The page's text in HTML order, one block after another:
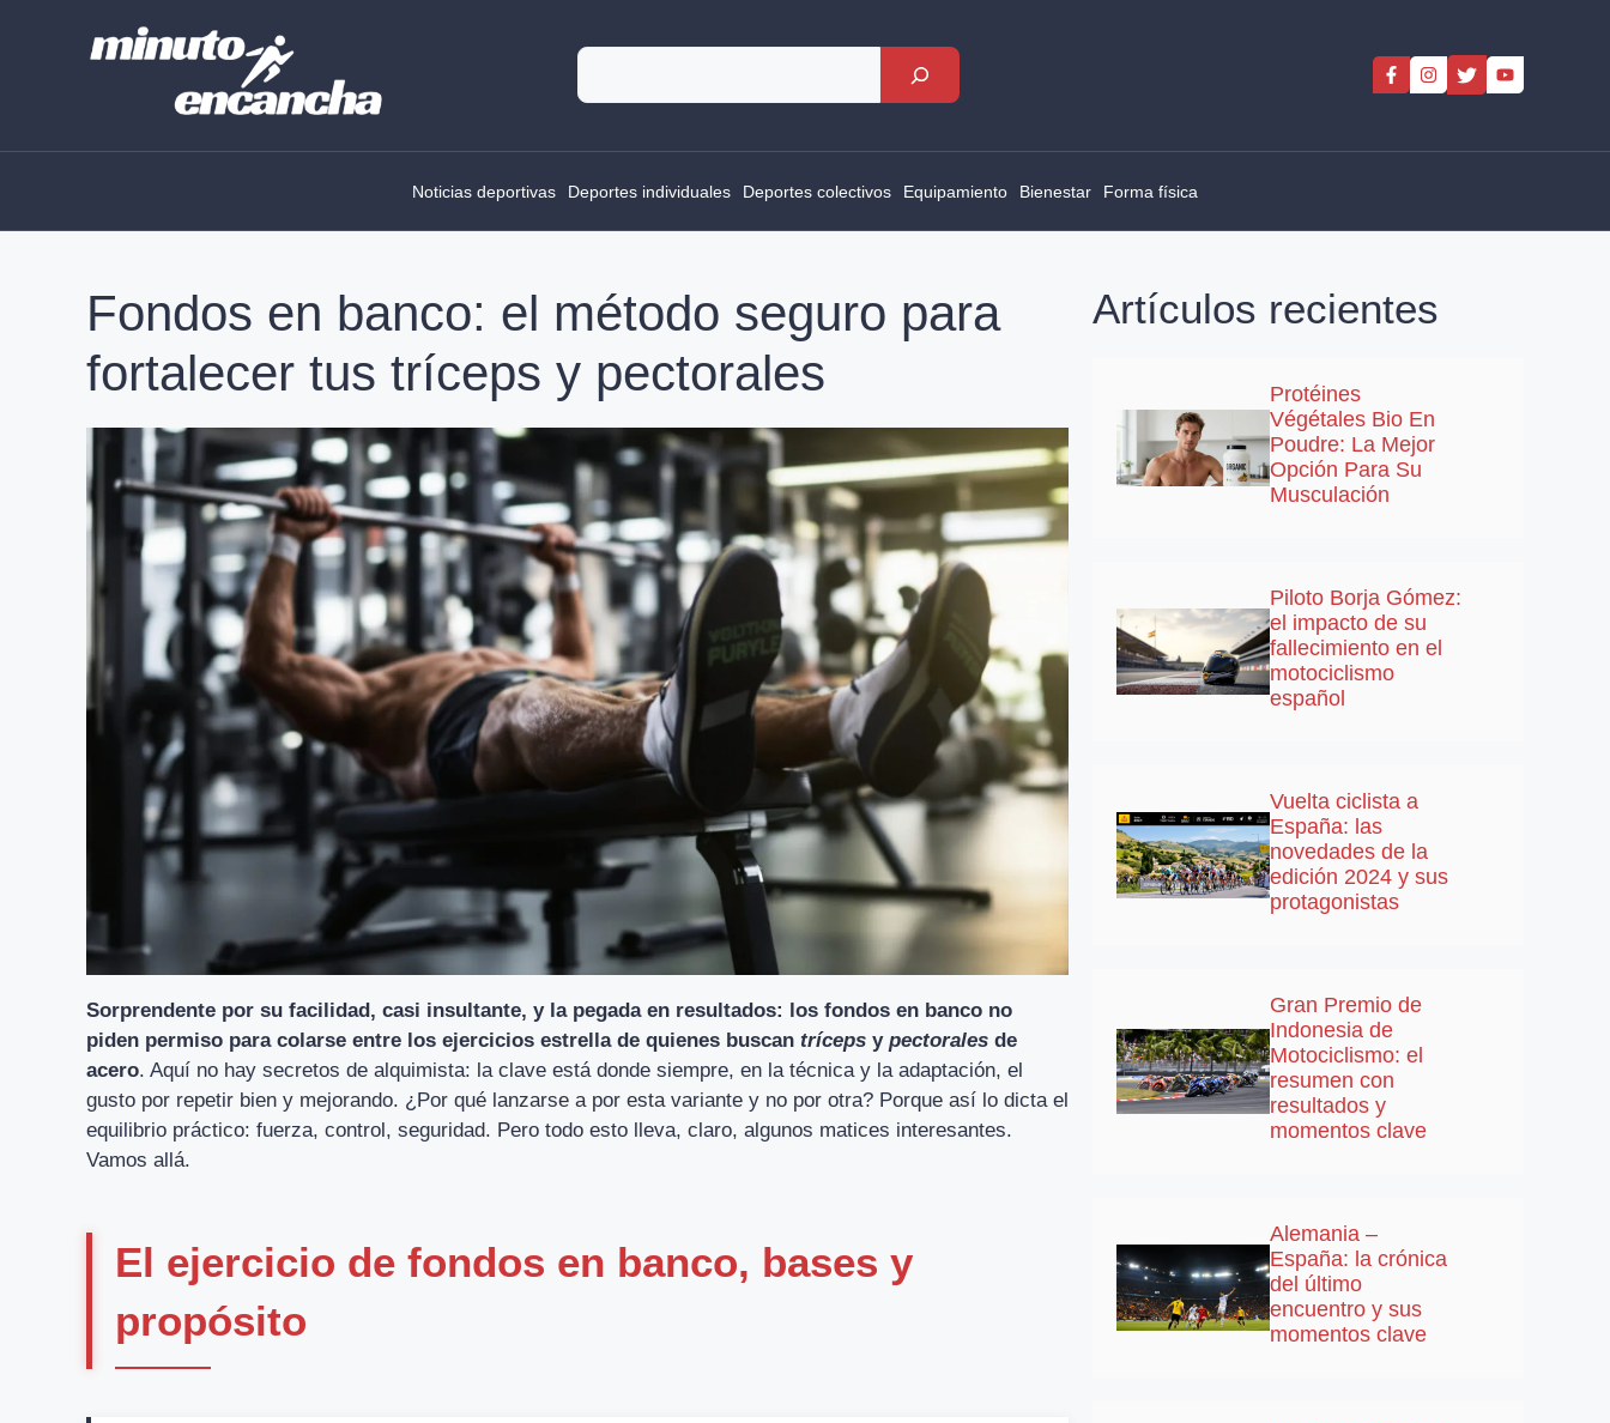
Rechercher
Noticias deportivas Deportes individuales Deportes colectivos Equipamiento Bienestar Forma física
Fondos en banco: el método seguro para
fortalecer tus tríceps y pectorales
Sorprendente por su facilidad, casi insultante, y la pegada en resultados: los fondos en banco no
piden permiso para colarse entre los ejercicios estrella de quienes buscan tríceps y pectorales de
acero. Aquí no hay secretos de alquimista: la clave está donde siempre, en la técnica y la adaptación, el
gusto por repetir bien y mejorando. ¿Por qué lanzarse a por esta variante y no por otra? Porque así lo dicta el
equilibrio práctico: fuerza, control, seguridad. Pero todo esto lleva, claro, algunos matices interesantes.
Vamos allá.
El ejercicio de fondos en banco, bases y
propósito
Artículos recientes
Protéines
Végétales Bio En
Poudre: La Mejor
Opción Para Su
Musculación
Piloto Borja Gómez:
el impacto de su
fallecimiento en el
motociclismo
español
Vuelta ciclista a
España: las
novedades de la
edición 2024 y sus
protagonistas
Gran Premio de
Indonesia de
Motociclismo: el
resumen con
resultados y
momentos clave
Alemania –
España: la crónica
del último
encuentro y sus
momentos clave